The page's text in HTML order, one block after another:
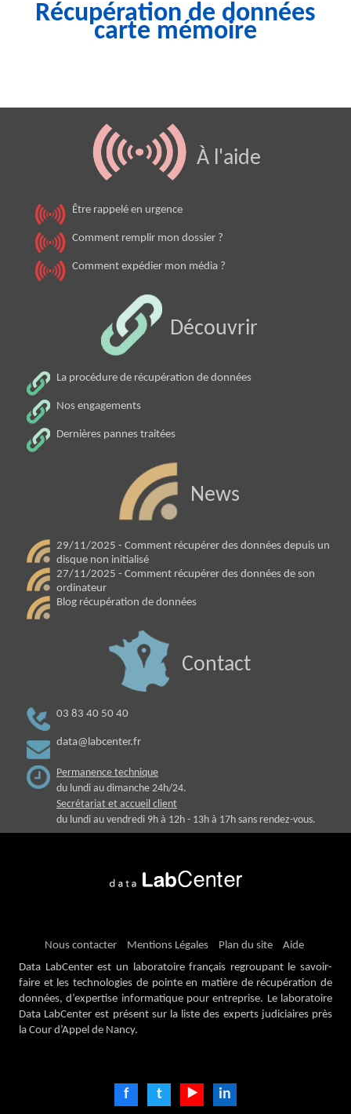
Récupération de données
carte mémoire
À l'aide
Être rappelé en urgence
Comment remplir mon dossier ?
Comment expédier mon média ?
Découvrir
La procédure de récupération de données
Nos engagements
Dernières pannes traitées
News
29/11/2025 - Comment récupérer des données depuis un
disque non initialisé
27/11/2025 - Comment récupérer des données de son
ordinateur
Blog récupération de données
Contact
03 83 40 50 40
data@labcenter.fr
Permanence technique
du lundi au dimanche 24h/24.
Secrétariat et accueil client
du lundi au vendredi 9h à 12h - 13h à 17h sans rendez-vous.
Nous contacter Mentions Légales Plan du site
Aide
Data LabCenter est un laboratoire français regroupant le savoir-
faire et les technologies de pointe en matière de récupération de
données, d’expertise informatique pour entreprise. Le laboratoire
Data LabCenter est présent sur la liste des experts judiciaires près
la Cour d’Appel de Nancy.
f t ⯈ in